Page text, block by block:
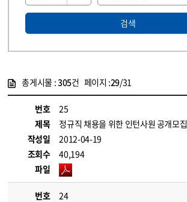
검색
총게시물 :305건 페이지 :29/31
번호
25
제목
정규직 채용을 위한 인턴사원 공개모집
작성일
2012-04-19
조회수
40,194
파일
번호
24